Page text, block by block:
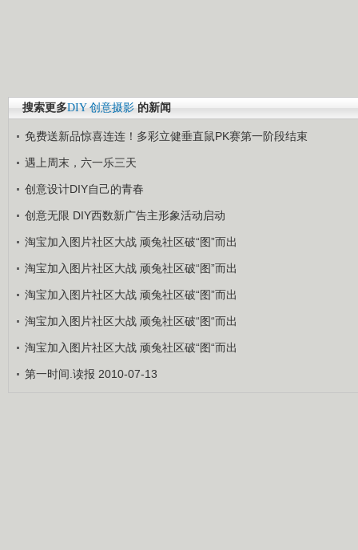
搜索更多DIY 创意摄影 的新闻
免费送新品惊喜连连！多彩立健垂直鼠PK赛第一阶段结束
遇上周末，六一乐三天
创意设计DIY自己的青春
创意无限 DIY西数新广告主形象活动启动
淘宝加入图片社区大战 顽兔社区破“图”而出
淘宝加入图片社区大战 顽兔社区破“图”而出
淘宝加入图片社区大战 顽兔社区破“图”而出
淘宝加入图片社区大战 顽兔社区破“图“而出
淘宝加入图片社区大战 顽兔社区破“图“而出
第一时间.读报 2010-07-13